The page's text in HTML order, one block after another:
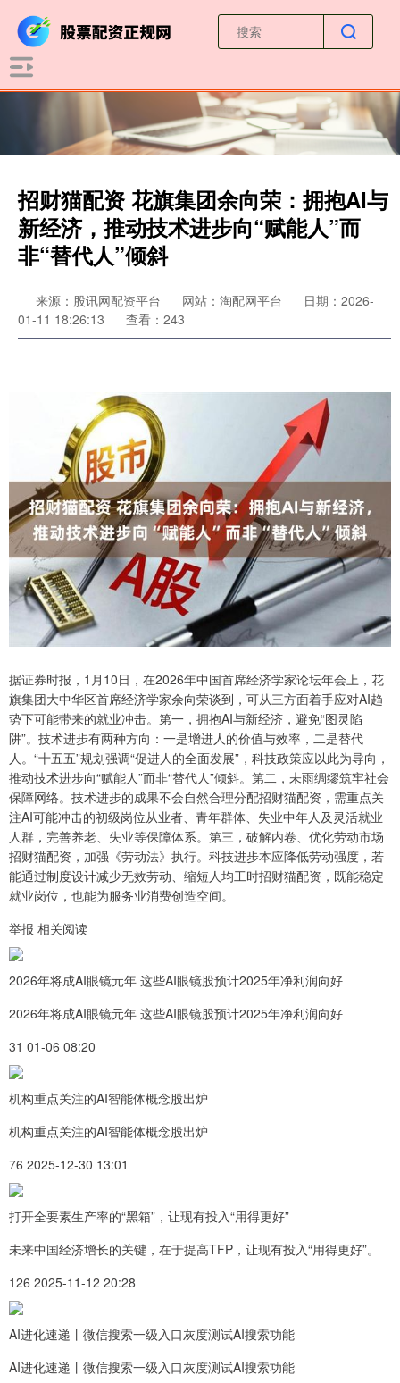
招财猫配资 花旗集团余向荣：拥抱AI与
新经济，推动技术进步向“赋能人”而
非“替代人”倾斜
来源：股讯网配资平台 网站：淘配网平台
日期：2026-
01-11 18:26:13
查看：243
据证券时报，1月10日，在2026年中国首席经济学家论坛年会上，花
旗集团大中华区首席经济学家余向荣谈到，可从三方面着手应对AI趋
势下可能带来的就业冲击。第一，拥抱AI与新经济，避免“图灵陷
阱”。技术进步有两种方向：一是增进人的价值与效率，二是替代
人。“十五五”规划强调“促进人的全面发展”，科技政策应以此为导向，
推动技术进步向“赋能人”而非“替代人”倾斜。第二，未雨绸缪筑牢社会
保障网络。技术进步的成果不会自然合理分配招财猫配资，需重点关
注AI可能冲击的初级岗位从业者、青年群体、失业中年人及灵活就业
人群，完善养老、失业等保障体系。第三，破解内卷、优化劳动市场
招财猫配资，加强《劳动法》执行。科技进步本应降低劳动强度，若
能通过制度设计减少无效劳动、缩短人均工时招财猫配资，既能稳定
就业岗位，也能为服务业消费创造空间。
举报 相关阅读
2026年将成AI眼镜元年 这些AI眼镜股预计2025年净利润向好
2026年将成AI眼镜元年 这些AI眼镜股预计2025年净利润向好
31 01-06 08:20
机构重点关注的AI智能体概念股出炉
机构重点关注的AI智能体概念股出炉
76 2025-12-30 13:01
打开全要素生产率的“黑箱”，让现有投入“用得更好”
未来中国经济增长的关键，在于提高TFP，让现有投入“用得更好”。
126 2025-11-12 20:28
AI进化速递丨微信搜索一级入口灰度测试AI搜索功能
AI进化速递丨微信搜索一级入口灰度测试AI搜索功能